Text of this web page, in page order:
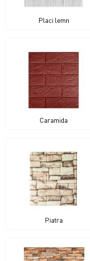
Placi lemn
Caramida
Piatra